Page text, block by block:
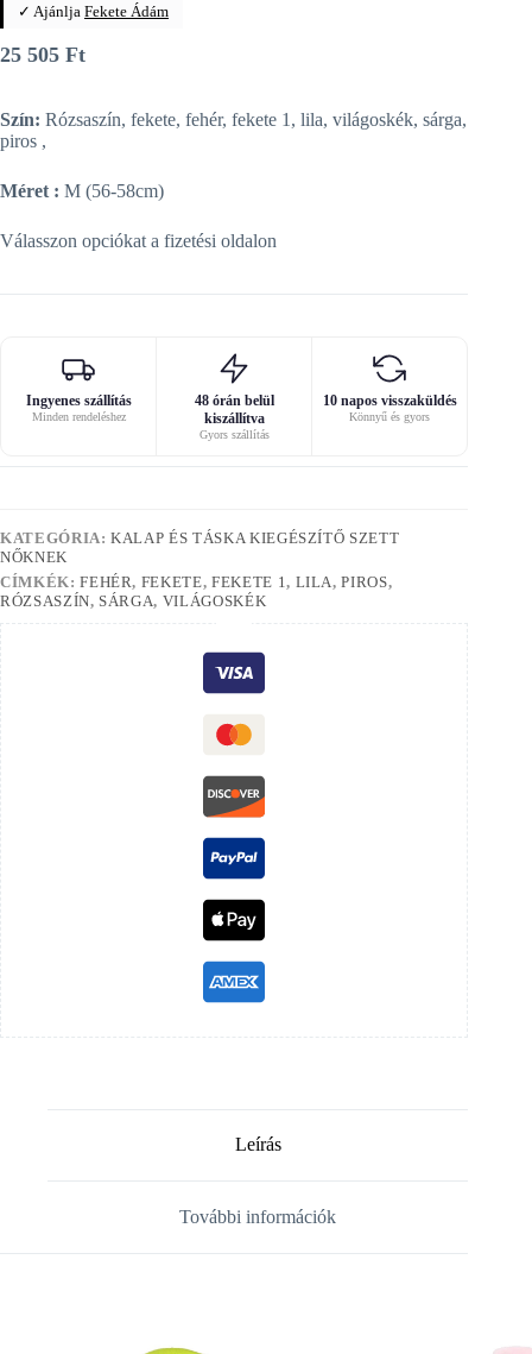
✓ Ajánlja Fekete Ádám
25 505 Ft
Szín: Rózsaszín, fekete, fehér, fekete 1, lila, világoskék, sárga,
piros ,
Méret : M (56-58cm)
Válasszon opciókat a fizetési oldalon
Ingyenes szállítás
Minden rendeléshez
48 órán belül
kiszállítva
Gyors szállítás
10 napos visszaküldés
Könnyű és gyors
KATEGÓRIA:KALAP ÉS TÁSKA KIEGÉSZÍTŐ SZETT
NŐKNEK
CÍMKÉK:FEHÉR, FEKETE, FEKETE 1, LILA,PIROS,
RÓZSASZÍN, SÁRGA, VILÁGOSKÉK
Leírás
További információk